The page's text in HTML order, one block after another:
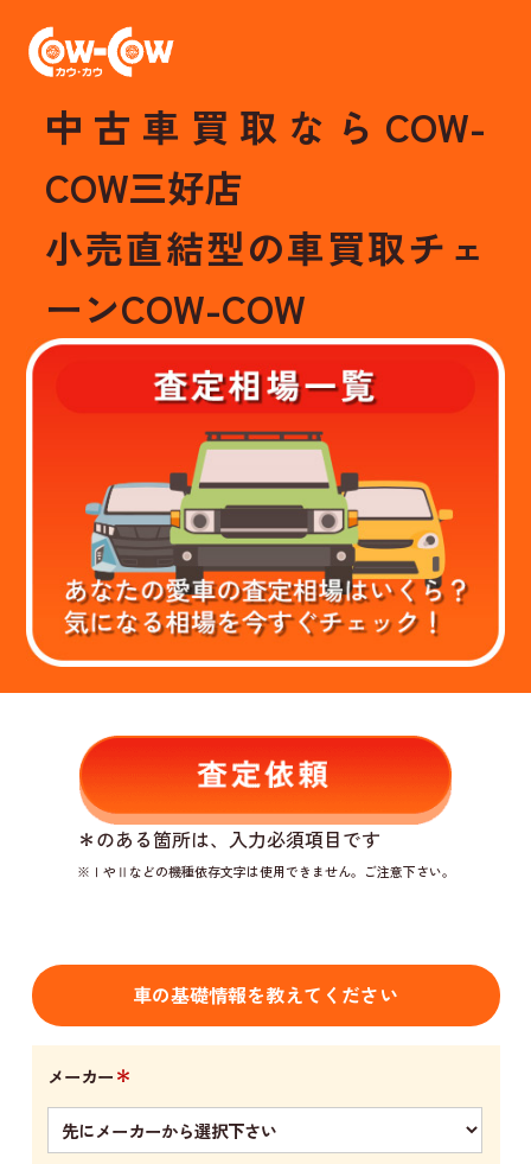
中古車買取ならCOW-
COW三好店
小売直結型の車買取チェ
ーンCOW-COW
＊のある箇所は、入力必須項目です
※ⅠやⅡなどの機種依存文字は使用できません。ご注意下さい。
車の基礎情報を教えてください
メーカー＊